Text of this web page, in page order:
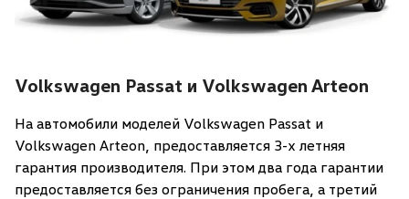
Volkswagen Passat и Volkswagen Arteon
На автомобили моделей Volkswagen Passat и
Volkswagen Arteon, предоставляется 3-х летняя
гарантия производителя. При этом два года гарантии
предоставляется без ограничения пробега, а третий